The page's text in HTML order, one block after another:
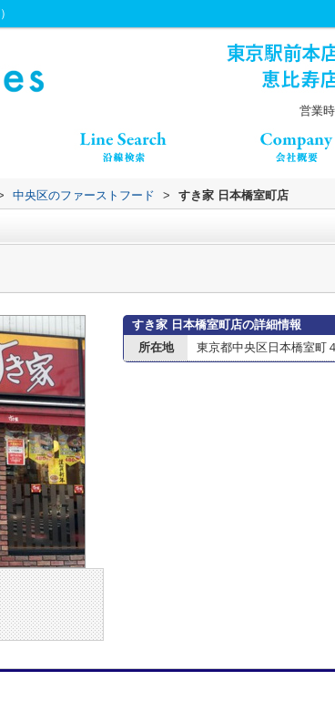
営業
中央区のファーストフード > すき家 日本橋室町店
すき家 日本橋室町店の詳細情報
所在地
東京都中央区日本橋室町